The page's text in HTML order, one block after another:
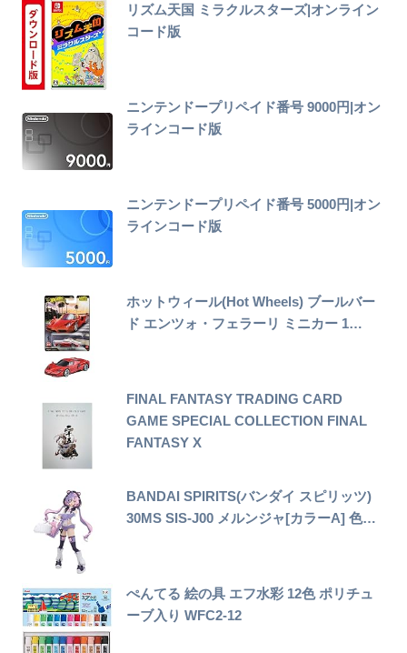
リズム天国 ミラクルスターズ|オンライン
コード版
ニンテンドープリペイド番号 9000円|オン
ラインコード版
ニンテンドープリペイド番号 5000円|オン
ラインコード版
ホットウィール(Hot Wheels) ブールバー
ド エンツォ・フェラーリ ミニカー 1…
FINAL FANTASY TRADING CARD
GAME SPECIAL COLLECTION FINAL
FANTASY X
BANDAI SPIRITS(バンダイ スピリッツ)
30MS SIS-J00 メルンジャ[カラーA] 色…
ぺんてる 絵の具 エフ水彩 12色 ポリチュ
ーブ入り WFC2-12